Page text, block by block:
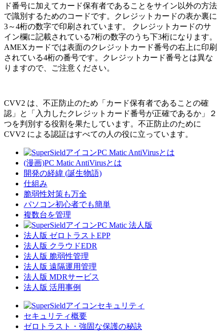
ド番号に加えてカード保有者であることをサイン以外の方法
で識別するためのコードです。クレジットカードの表か裏に
3～4桁の数字で印刷されています。 クレジットカードのサ
イン欄に記載されている7桁の数字のうち下3桁になります。
AMEXカードでは表面のクレジットカード番号の右上に印刷
されている4桁の番号です。クレジットカード番号とは異な
りますので、ご注意ください。
CVV2 は、不正防止のため「カード保有者であることの確
認」と「入力したクレジットカード番号が正確であるか」２
つを判別する役割を果たしています。不正防止のために
CVV2 による認証はすべての人の役に立っています。
PC Matic AntiVirusとは
(漫画)PC Matic AntiVirusとは
開発の経緯 (誕生物語)
仕組み
脆弱性対策も万全
パソコン初心者でも簡単
複数台を管理
PC Matic 法人版
法人版 ゼロトラストEPP
法人版 クラウドEDR
法人版 脆弱性管理
法人版 遠隔運用管理
法人版 MDRサービス
法人版 活用事例
セキュリティ
セキュリティ概要
ゼロトラスト・強固な保護の秘訣